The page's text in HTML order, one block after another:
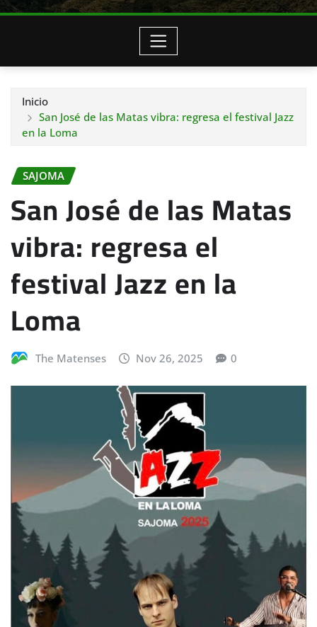
Inicio
San José de las Matas vibra: regresa el festival Jazz
en la Loma
SAJOMA
San José de las Matas
vibra: regresa el
festival Jazz en la
Loma
The Matenses Nov 26, 2025 0